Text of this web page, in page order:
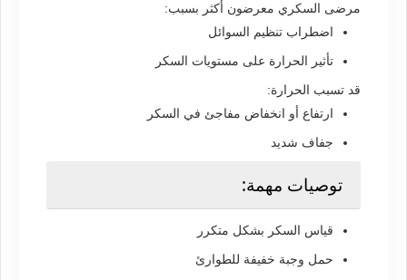
مرضى السكري معرضون أكثر بسبب:
اضطراب تنظيم السوائل
تأثير الحرارة على مستويات السكر
قد تسبب الحرارة:
ارتفاع أو انخفاض مفاجئ في السكر
جفاف شديد
توصيات مهمة:
قياس السكر بشكل متكرر
حمل وجبة خفيفة للطوارئ